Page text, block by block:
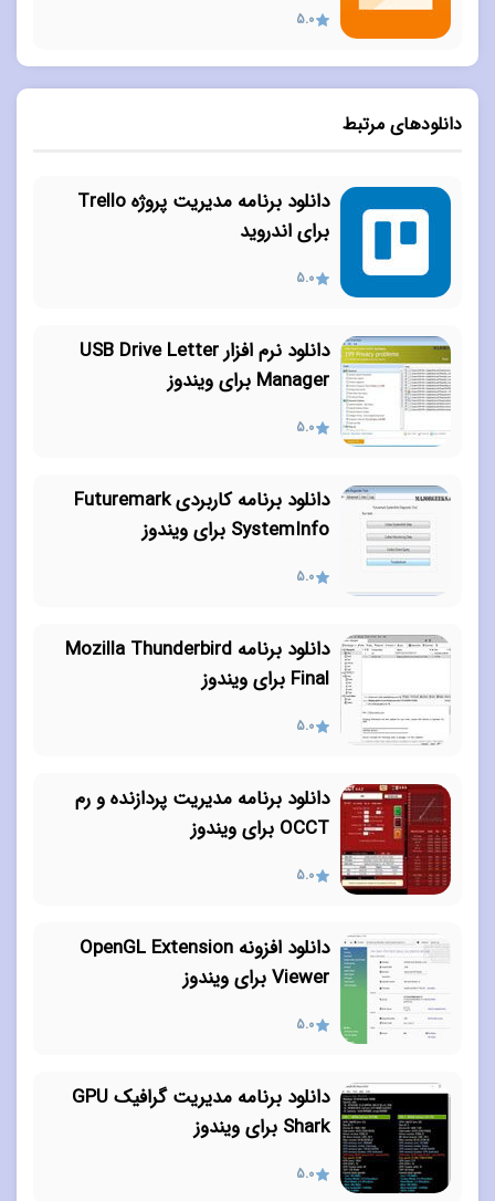
دانلودهای مرتبط
دانلود برنامه مدیریت پروژه Trello
برای اندروید
5.0
دانلود نرم افزار USB Drive Letter
Manager برای ویندوز
5.0
دانلود برنامه کاربردی Futuremark
SystemInfo برای ویندوز
5.0
دانلود برنامه Mozilla Thunderbird
Final برای ویندوز
5.0
دانلود برنامه مدیریت پردازنده و رم
OCCT برای ویندوز
5.0
دانلود افزونه‌ OpenGL Extension
Viewer برای ویندوز
5.0
دانلود برنامه مدیریت گرافیک GPU
Shark برای ویندوز
5.0
5.0